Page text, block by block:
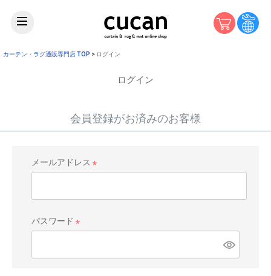
カーテン・ラグ通販専門店 TOP ログイン
ログイン
会員登録がお済みのお客様
メールアドレス
パスワード